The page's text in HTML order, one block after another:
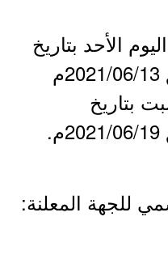
الأحد بتاريخ
1442/11/03هـ الموافق 2021/06/13م
بتاريخ
للجهة المعلنة: